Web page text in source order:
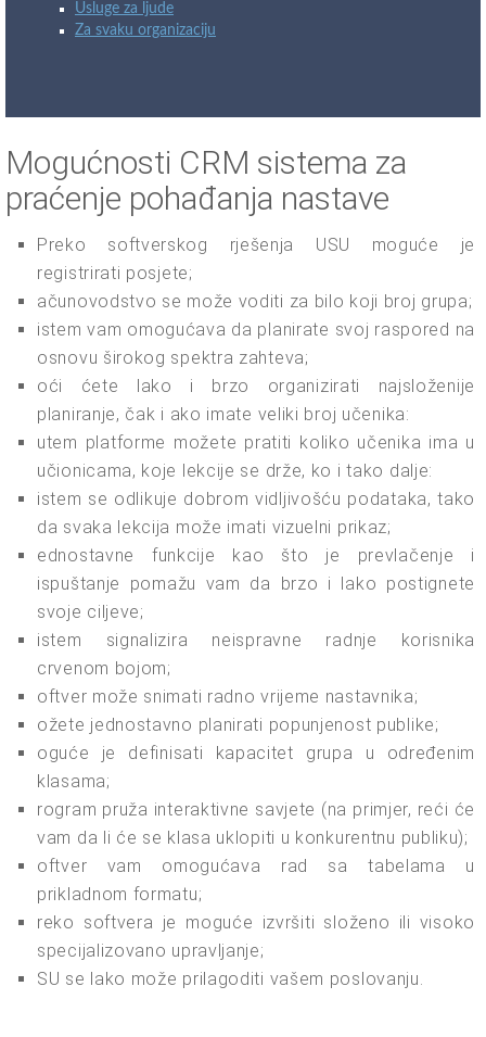
Usluge za ljude
Za svaku organizaciju
Mogućnosti CRM sistema za
praćenje pohađanja nastave
Preko softverskog rješenja USU moguće je
registrirati posjete;
ačunovodstvo se može voditi za bilo koji broj grupa;
istem vam omogućava da planirate svoj raspored na
osnovu širokog spektra zahteva;
oći ćete lako i brzo organizirati najsloženije
planiranje, čak i ako imate veliki broj učenika:
utem platforme možete pratiti koliko učenika ima u
učionicama, koje lekcije se drže, ko i tako dalje:
istem se odlikuje dobrom vidljivošću podataka, tako
da svaka lekcija može imati vizuelni prikaz;
ednostavne funkcije kao što je prevlačenje i
ispuštanje pomažu vam da brzo i lako postignete
svoje ciljeve;
istem signalizira neispravne radnje korisnika
crvenom bojom;
oftver može snimati radno vrijeme nastavnika;
ožete jednostavno planirati popunjenost publike;
oguće je definisati kapacitet grupa u određenim
klasama;
rogram pruža interaktivne savjete (na primjer, reći će
vam da li će se klasa uklopiti u konkurentnu publiku);
oftver vam omogućava rad sa tabelama u
prikladnom formatu;
reko softvera je moguće izvršiti složeno ili visoko
specijalizovano upravljanje;
SU se lako može prilagoditi vašem poslovanju.